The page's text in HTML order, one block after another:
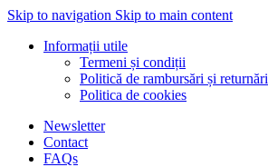
Skip to navigation Skip to main content
Informații utile
Termeni și condiții
Politică de rambursări și returnări
Politica de cookies
Newsletter
Contact
FAQs